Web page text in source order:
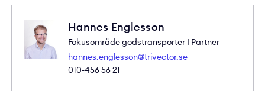
Hannes Englesson
Fokusområde godstransporter I Partner
hannes.englesson@trivector.se
010-456 56 21